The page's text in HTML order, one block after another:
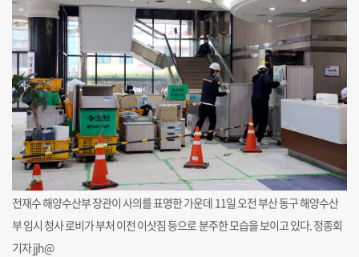
전재수 해양수산부 장관이 사의를 표명한 가운데 11일 오전 부산 동구 해양수산
부 임시 청사 로비가 부처 이전 이삿짐 등으로 분주한 모습을 보이고 있다. 정종회
기자 jjh@